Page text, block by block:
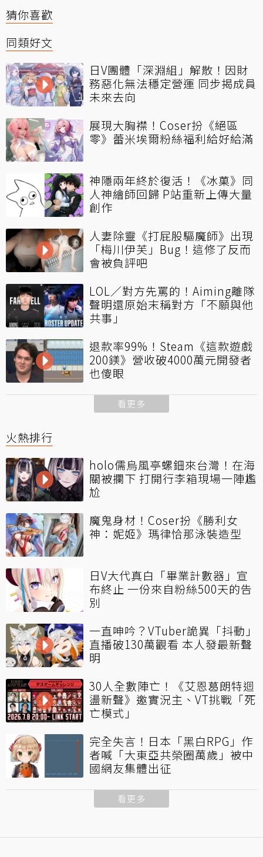
猜你喜歡
同類好文
日V團體「深淵組」解散！因財
務惡化無法穩定營運 同步揭成員
未來去向
展現大胸襟！Coser扮《絕區
零》蕾米埃爾粉絲福利給好給滿
神隱兩年終於復活！《冰菓》同
人神繪師回歸 P站重新上傳大量
創作
人妻除靈《打屁股驅魔師》出現
「梅川伊芙」Bug！這修了反而
會被負評吧
LOL／對方先罵的！Aiming離隊
聲明還原始末稱對方「不願與他
共事」
退款率99%！Steam《這款遊戲
200鎂》營收破4000萬元開發者
也傻眼
看更多
火熱排行
holo儒烏風亭螺鈿來台灣！在海
關被攔下 打開行李箱現場一陣尷
尬
魔鬼身材！Coser扮《勝利女
神：妮姬》瑪律恰那泳裝造型
日V大代真白「畢業計數器」宣
布終止 一份來自粉絲500天的告
別
一直呻吟？VTuber詭異「抖動」
直播破130萬觀看 本人發最新聲
明
30人全數陣亡！《艾恩葛朗特迴
盪新聲》邀實況主、VT挑戰「死
亡模式」
完全失言！日本「黑白RPG」作
者喊「大東亞共榮圈萬歲」被中
國網友集體出征
看更多